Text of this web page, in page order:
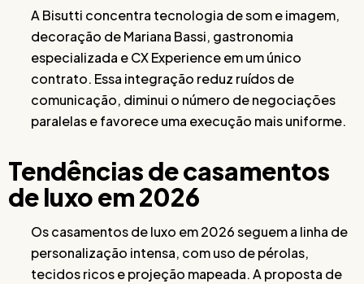
A Bisutti concentra tecnologia de som e imagem,
decoração de Mariana Bassi, gastronomia
especializada e CX Experience em um único
contrato. Essa integração reduz ruídos de
comunicação, diminui o número de negociações
paralelas e favorece uma execução mais uniforme.
Tendências de casamentos
de luxo em 2026
Os casamentos de luxo em 2026 seguem a linha de
personalização intensa, com uso de pérolas,
tecidos ricos e projeção mapeada. A proposta de